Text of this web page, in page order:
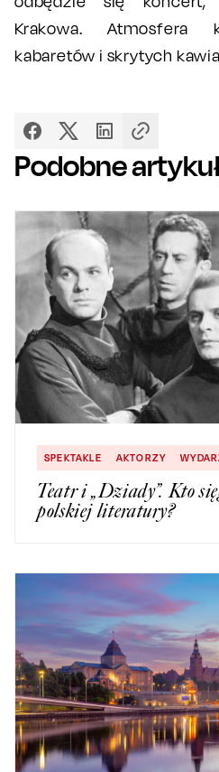
Krakowa. Atmosfera
kabaretów i skrytych
Podobne
SPEKTAKLE AKTORZY
Teatr i „Dziady”. Kto
polskiej literatury?